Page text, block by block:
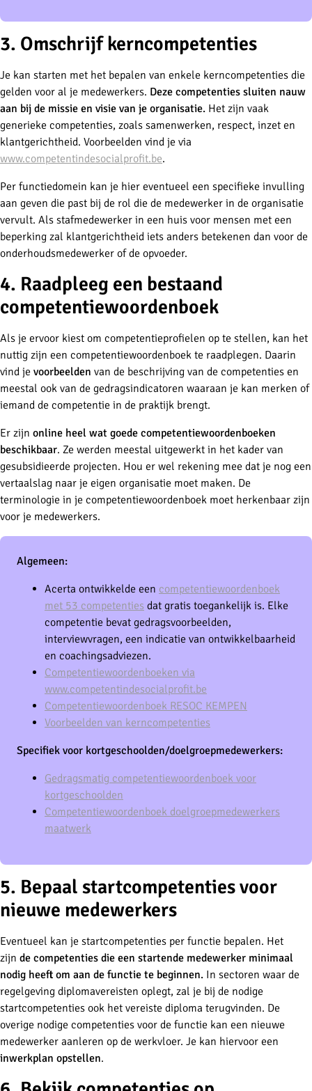
3. Omschrijf kerncompetenties
Je kan starten met het bepalen van enkele kerncompetenties die
gelden voor al je medewerkers. Deze competenties sluiten nauw
aan bij de missie en visie van je organisatie. Het zijn vaak
generieke competenties, zoals samenwerken, respect, inzet en
klantgerichtheid. Voorbeelden vind je via
www.competentindesocialprofit.be.
Per functiedomein kan je hier eventueel een specifieke invulling
aan geven die past bij de rol die de medewerker in de organisatie
vervult. Als stafmedewerker in een huis voor mensen met een
beperking zal klantgerichtheid iets anders betekenen dan voor de
onderhoudsmedewerker of de opvoeder.
4. Raadpleeg een bestaand
competentiewoordenboek
Als je ervoor kiest om competentieprofielen op te stellen, kan het
nuttig zijn een competentiewoordenboek te raadplegen. Daarin
vind je voorbeelden van de beschrijving van de competenties en
meestal ook van de gedragsindicatoren waaraan je kan merken of
iemand de competentie in de praktijk brengt.
Er zijn online heel wat goede competentiewoordenboeken
beschikbaar. Ze werden meestal uitgewerkt in het kader van
gesubsidieerde projecten. Hou er wel rekening mee dat je nog een
vertaalslag naar je eigen organisatie moet maken. De
terminologie in je competentiewoordenboek moet herkenbaar zijn
voor je medewerkers.
Algemeen:
Acerta ontwikkelde een competentiewoordenboek
met 53 competenties dat gratis toegankelijk is. Elke
competentie bevat gedragsvoorbeelden,
interviewvragen, een indicatie van ontwikkelbaarheid
en coachingsadviezen.
Competentiewoordenboeken via
www.competentindesocialprofit.be
Competentiewoordenboek RESOC KEMPEN
Voorbeelden van kerncompetenties
Specifiek voor kortgeschoolden/doelgroepmedewerkers:
Gedragsmatig competentiewoordenboek voor
kortgeschoolden
Competentiewoordenboek doelgroepmedewerkers
maatwerk
5. Bepaal startcompetenties voor
nieuwe medewerkers
Eventueel kan je startcompetenties per functie bepalen. Het
zijn de competenties die een startende medewerker minimaal
nodig heeft om aan de functie te beginnen. In sectoren waar de
regelgeving diplomavereisten oplegt, zal je bij de nodige
startcompetenties ook het vereiste diploma terugvinden. De
overige nodige competenties voor de functie kan een nieuwe
medewerker aanleren op de werkvloer. Je kan hiervoor een
inwerkplan opstellen.